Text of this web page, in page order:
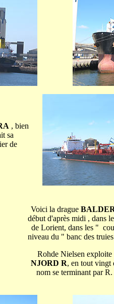
, bien
sa
de
Voici la drague
début d'après midi , dans
de Lorient, dans les "
niveau du " banc des
Rohde Nielsen exploite
NJORD R, en tout vingt
nom se terminant par R.